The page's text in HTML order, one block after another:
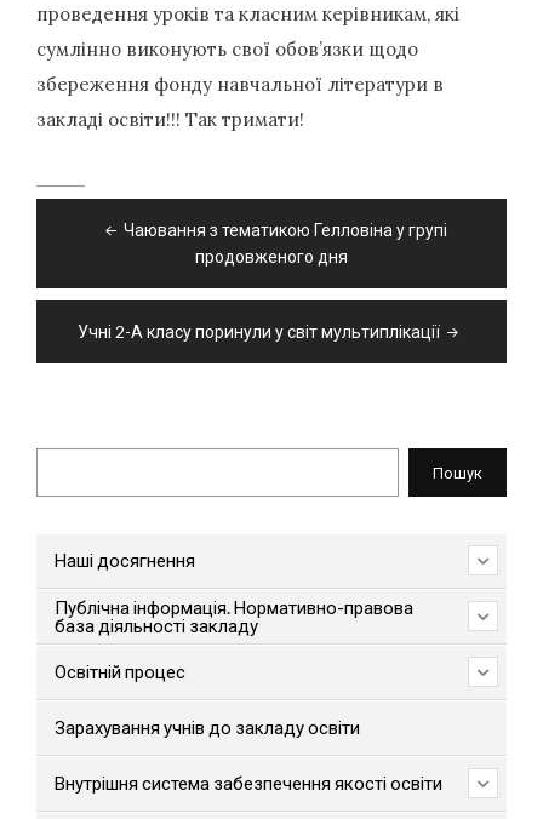
проведення уроків та класним керівникам, які
сумлінно виконують свої обов’язки щодо
збереження фонду навчальної літератури в
закладі освіти!!! Так тримати!
записівЧаювання з тематикою Гелловіна у групі
продовженого дня
Учні 2-А класу поринули у світ мультиплікації
Пошук
Наші досягнення
Публічна інформація. Нормативно-правова
база діяльності закладу
Освітній процес
Зарахування учнів до закладу освіти
Внутрішня система забезпечення якості освіти